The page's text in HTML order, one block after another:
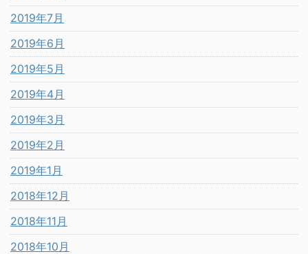
2019年7月
2019年6月
2019年5月
2019年4月
2019年3月
2019年2月
2019年1月
2018年12月
2018年11月
2018年10月